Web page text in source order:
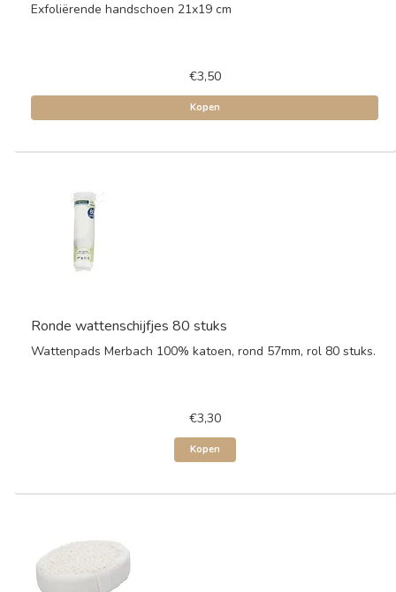
Exfoliërende handschoen 21x19 cm
€3,50
Kopen
Ronde wattenschijfjes 80 stuks
Wattenpads Merbach 100% katoen, rond 57mm, rol 80 stuks.
€3,30
Kopen